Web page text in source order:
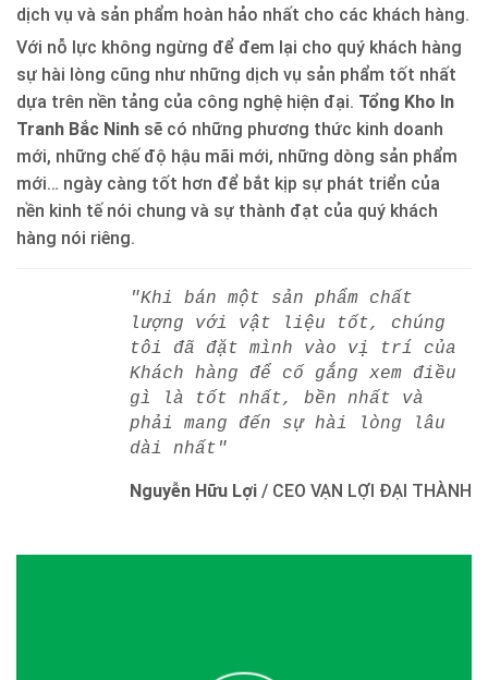
dịch vụ và sản phẩm hoàn hảo nhất cho các khách hàng.
Với nỗ lực không ngừng để đem lại cho quý khách hàng
sự hài lòng cũng như những dịch vụ sản phẩm tốt nhất
dựa trên nền tảng của công nghệ hiện đại. Tổng Kho In
Tranh Bắc Ninh sẽ có những phương thức kinh doanh
mới, những chế độ hậu mãi mới, những dòng sản phẩm
mới… ngày càng tốt hơn để bắt kịp sự phát triển của
nền kinh tế nói chung và sự thành đạt của quý khách
hàng nói riêng.
"Khi bán một sản phẩm chất
lượng với vật liệu tốt, chúng
tôi đã đặt mình vào vị trí của
Khách hàng để cố gắng xem điều
gì là tốt nhất, bền nhất và
phải mang đến sự hài lòng lâu
dài nhất"
Nguyễn Hữu Lợi / CEO VẠN LỢI ĐẠI THÀNH